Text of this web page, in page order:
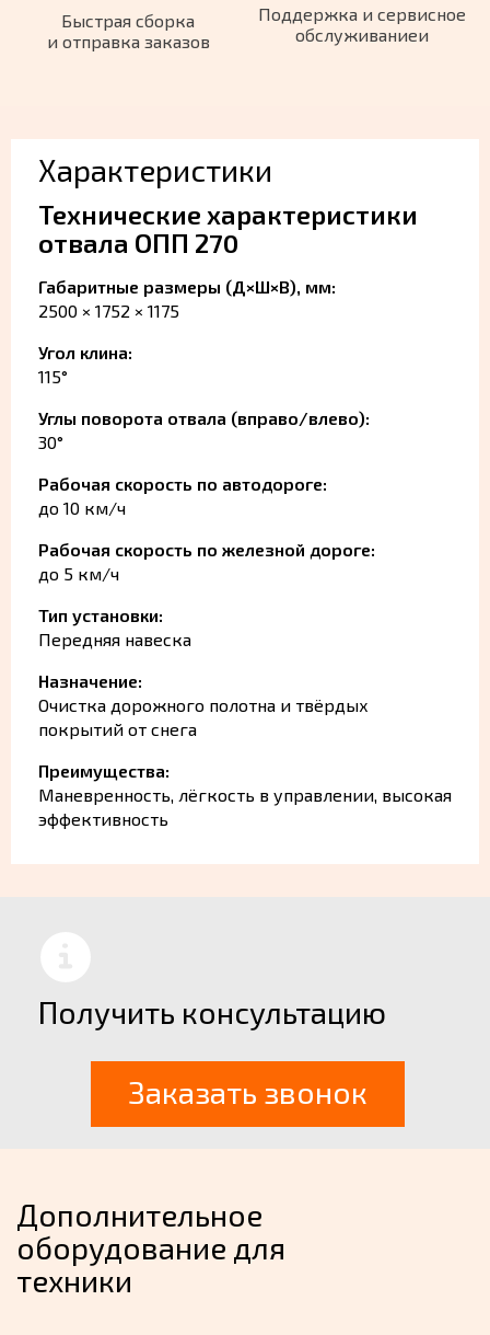
Быстрая сборка
и отправка заказов
Поддержка и сервисное
обслуживаниеи
Характеристики
Технические характеристики
отвала ОПП 270
Габаритные размеры (Д×Ш×В), мм:
2500 × 1752 × 1175
Угол клина:
115°
Углы поворота отвала (вправо/влево):
30°
Рабочая скорость по автодороге:
до 10 км/ч
Рабочая скорость по железной дороге:
до 5 км/ч
Тип установки:
Передняя навеска
Назначение:
Очистка дорожного полотна и твёрдых
покрытий от снега
Преимущества:
Маневренность, лёгкость в управлении, высокая
эффективность
Получить консультацию
Заказать звонок
Дополнительное
оборудование для
техники